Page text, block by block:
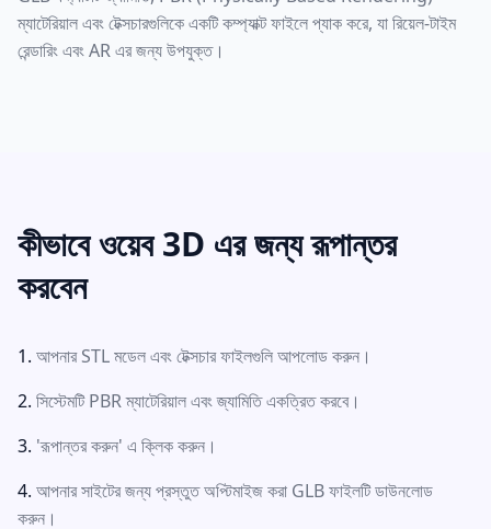
ম্যাটেরিয়াল এবং টেক্সচারগুলিকে একটি কম্প্যাক্ট ফাইলে প্যাক করে, যা রিয়েল-টাইম
রেন্ডারিং এবং AR এর জন্য উপযুক্ত।
কীভাবে ওয়েব 3D এর জন্য রূপান্তর
করবেন
আপনার STL মডেল এবং টেক্সচার ফাইলগুলি আপলোড করুন।
সিস্টেমটি PBR ম্যাটেরিয়াল এবং জ্যামিতি একত্রিত করবে।
'রূপান্তর করুন' এ ক্লিক করুন।
আপনার সাইটের জন্য প্রস্তুত অপ্টিমাইজ করা GLB ফাইলটি ডাউনলোড
করুন।